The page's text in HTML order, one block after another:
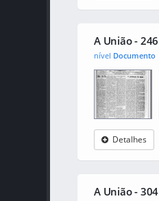
A União - 246
nível Documento
A União
Detalhes
A União - 304